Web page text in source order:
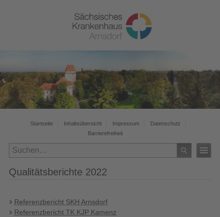
Startseite Inhaltsübersicht Impressum
Datenschutz
Barrierefreiheit
Qualitätsberichte 2022
Referenzbericht SKH Arnsdorf
Referenzbericht TK KJP Kamenz